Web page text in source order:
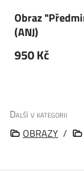
Obraz
(ANJ)
950 Kč
Další v kategorii
OBRAZY /